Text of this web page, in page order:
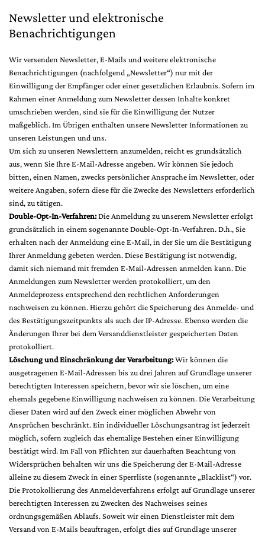
Newsletter und elektronische
Benachrichtigungen
Wir versenden Newsletter, E-Mails und weitere elektronische
Benachrichtigungen (nachfolgend „Newsletter“) nur mit der
Einwilligung der Empfänger oder einer gesetzlichen Erlaubnis. Sofern im
Rahmen einer Anmeldung zum Newsletter dessen Inhalte konkret
umschrieben werden, sind sie für die Einwilligung der Nutzer
maßgeblich. Im Übrigen enthalten unsere Newsletter Informationen zu
unseren Leistungen und uns.
Um sich zu unseren Newslettern anzumelden, reicht es grundsätzlich
aus, wenn Sie Ihre E-Mail-Adresse angeben. Wir können Sie jedoch
bitten, einen Namen, zwecks persönlicher Ansprache im Newsletter, oder
weitere Angaben, sofern diese für die Zwecke des Newsletters erforderlich
sind, zu tätigen.
Double-Opt-In-Verfahren:Die Anmeldung zu unserem Newsletter erfolgt
grundsätzlich in einem sogenannte Double-Opt-In-Verfahren. D.h., Sie
erhalten nach der Anmeldung eine E-Mail, in der Sie um die Bestätigung
Ihrer Anmeldung gebeten werden. Diese Bestätigung ist notwendig,
damit sich niemand mit fremden E-Mail-Adressen anmelden kann. Die
Anmeldungen zum Newsletter werden protokolliert, um den
Anmeldeprozess entsprechend den rechtlichen Anforderungen
nachweisen zu können. Hierzu gehört die Speicherung des Anmelde- und
des Bestätigungszeitpunkts als auch der IP-Adresse. Ebenso werden die
Änderungen Ihrer bei dem Versanddienstleister gespeicherten Daten
protokolliert.
Löschung und Einschränkung der Verarbeitung:Wir können die
ausgetragenen E-Mail-Adressen bis zu drei Jahren auf Grundlage unserer
berechtigten Interessen speichern, bevor wir sie löschen, um eine
ehemals gegebene Einwilligung nachweisen zu können. Die Verarbeitung
dieser Daten wird auf den Zweck einer möglichen Abwehr von
Ansprüchen beschränkt. Ein individueller Löschungsantrag ist jederzeit
möglich, sofern zugleich das ehemalige Bestehen einer Einwilligung
bestätigt wird. Im Fall von Pflichten zur dauerhaften Beachtung von
Widersprüchen behalten wir uns die Speicherung der E-Mail-Adresse
alleine zu diesem Zweck in einer Sperrliste (sogenannte „Blacklist“) vor.
Die Protokollierung des Anmeldeverfahrens erfolgt auf Grundlage unserer
berechtigten Interessen zu Zwecken des Nachweises seines
ordnungsgemäßen Ablaufs. Soweit wir einen Dienstleister mit dem
Versand von E-Mails beauftragen, erfolgt dies auf Grundlage unserer